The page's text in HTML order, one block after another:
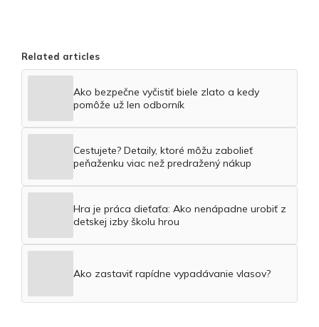
Related articles
Ako bezpečne vyčistiť biele zlato a kedy
pomôže už len odborník
Cestujete? Detaily, ktoré môžu zabolieť
peňaženku viac než predražený nákup
Hra je práca dieťaťa: Ako nenápadne urobiť z
detskej izby školu hrou
Ako zastaviť rapídne vypadávanie vlasov?